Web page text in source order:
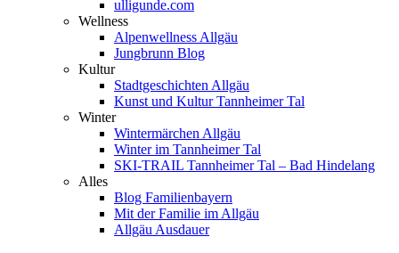
ulligunde.com
Wellness
Alpenwellness Allgäu
Jungbrunn Blog
Kultur
Stadtgeschichten Allgäu
Kunst und Kultur Tannheimer Tal
Winter
Wintermärchen Allgäu
Winter im Tannheimer Tal
SKI-TRAIL Tannheimer Tal – Bad Hindelang
Alles
Blog Familienbayern
Mit der Familie im Allgäu
Allgäu Ausdauer